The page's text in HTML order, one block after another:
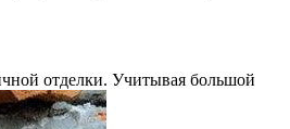
отделки. Учитывая большой